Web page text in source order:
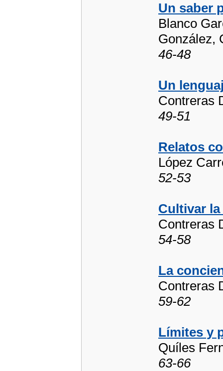
Un saber
Blanco
González,
46-48
Un
Contreras
49-51
Relatos
López
52-53
Cultivar
Contreras
54-58
La
Contreras
59-62
Límites y
Quíles
63-66